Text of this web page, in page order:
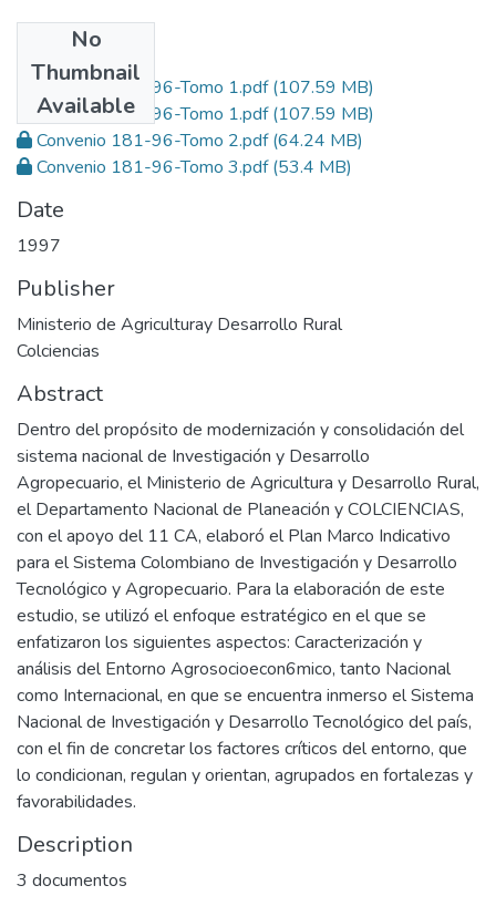
No
Thumbnail
Available
Convenio 181-96-Tomo 1.pdf(107.59 MB)
Convenio 181-96-Tomo 1.pdf(107.59 MB)
Convenio 181-96-Tomo 2.pdf(64.24 MB)
Convenio 181-96-Tomo 3.pdf(53.4 MB)
Date
1997
Publisher
Ministerio de Agriculturay Desarrollo Rural
Colciencias
Abstract
Dentro del propósito de modernización y consolidación del
sistema nacional de Investigación y Desarrollo
Agropecuario, el Ministerio de Agricultura y Desarrollo Rural,
el Departamento Nacional de Planeación y COLCIENCIAS,
con el apoyo del 11 CA, elaboró el Plan Marco Indicativo
para el Sistema Colombiano de Investigación y Desarrollo
Tecnológico y Agropecuario. Para la elaboración de este
estudio, se utilizó el enfoque estratégico en el que se
enfatizaron los siguientes aspectos: Caracterización y
análisis del Entorno Agrosocioecon6mico, tanto Nacional
como Internacional, en que se encuentra inmerso el Sistema
Nacional de Investigación y Desarrollo Tecnológico del país,
con el fin de concretar los factores críticos del entorno, que
lo condicionan, regulan y orientan, agrupados en fortalezas y
favorabilidades.
Description
3 documentos